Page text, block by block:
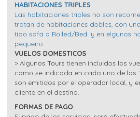
HABITACIONES TRIPLES
Las habitaciones triples no son
tratan de habitaciones dobles, con
tipo sofa o Rolled/Bed. y en elgunos
pequeño
VUELOS DOMESTICOS
> Algunos Tours tienen incluidos los
como se indicada en cada uno de los
son emitidos por el operador local, y
cliente en el destino.
FORMAS DE PAGO